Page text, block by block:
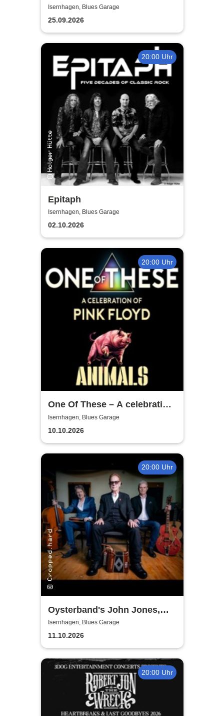
Overdrive Tour 2026
Isernhagen, Blues Garage
25.09.2026
20:00 Uhr
Epitaph
Isernhagen, Blues Garage
02.10.2026
20:00 Uhr
One Of These – A celebration
of Pink Floyd / Animals-Tour
2026
Isernhagen, Blues Garage
10.10.2026
20:00 Uhr
Oysterband's John Jones,
Ray Cooper & Al Scott - The
Song goes on Tour 2026
Isernhagen, Blues Garage
11.10.2026
20:00 Uhr